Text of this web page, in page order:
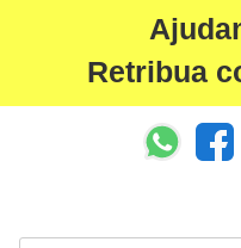
Retribua